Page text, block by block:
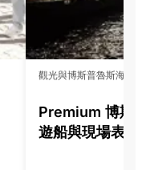
觀光與博斯普魯斯海峽
Premium 博斯
遊船與現場表演